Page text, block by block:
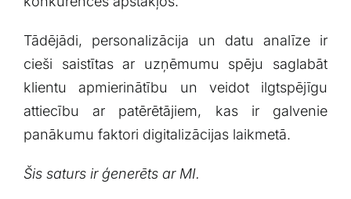
Tādējādi, personalizācija un ⁣datu analīze ir
cieši saistītas ar uzņēmumu spēju ‌saglabāt
klientu apmierinātību un veidot ilgtspējīgu⁣
attiecību ar‌ patērētājiem, kas ir ⁣galvenie
panākumu ⁤faktori digitalizācijas laikmetā.
Šis ​saturs ir ģenerēts ar MI.